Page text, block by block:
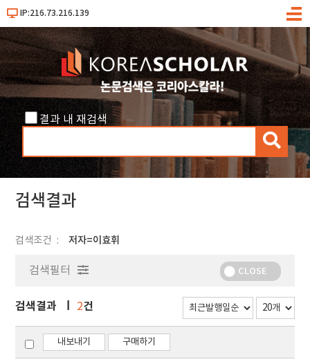
IP:216.73.216.139
메
결과 내 재검색
검
색
검색결과
검색조건 저자=이효휘
검색필터 CLOSE
검색결과 2건
내보내기 구매하기